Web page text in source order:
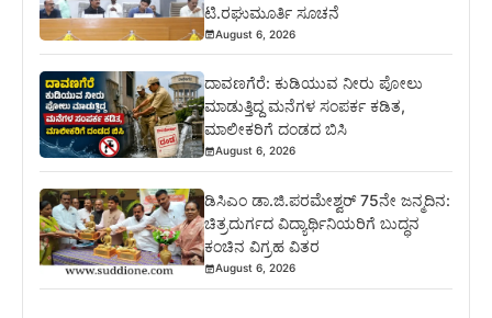
ಟಿ.ರಘುಮೂರ್ತಿ ಸೂಚನೆ
August 6, 2026
ದಾವಣಗೆರೆ: ಕುಡಿಯುವ ನೀರು ಪೋಲು
ಮಾಡುತ್ತಿದ್ದ ಮನೆಗಳ ಸಂಪರ್ಕ ಕಡಿತ,
ಮಾಲೀಕರಿಗೆ ದಂಡದ ಬಿಸಿ
August 6, 2026
ಡಿಸಿಎಂ ಡಾ.ಜಿ.ಪರಮೇಶ್ವರ್ 75ನೇ ಜನ್ಮದಿನ:
ಚಿತ್ರದುರ್ಗದ ವಿದ್ಯಾರ್ಥಿನಿಯರಿಗೆ ಬುದ್ಧನ
ಕಂಚಿನ ವಿಗ್ರಹ ವಿತರ
August 6, 2026